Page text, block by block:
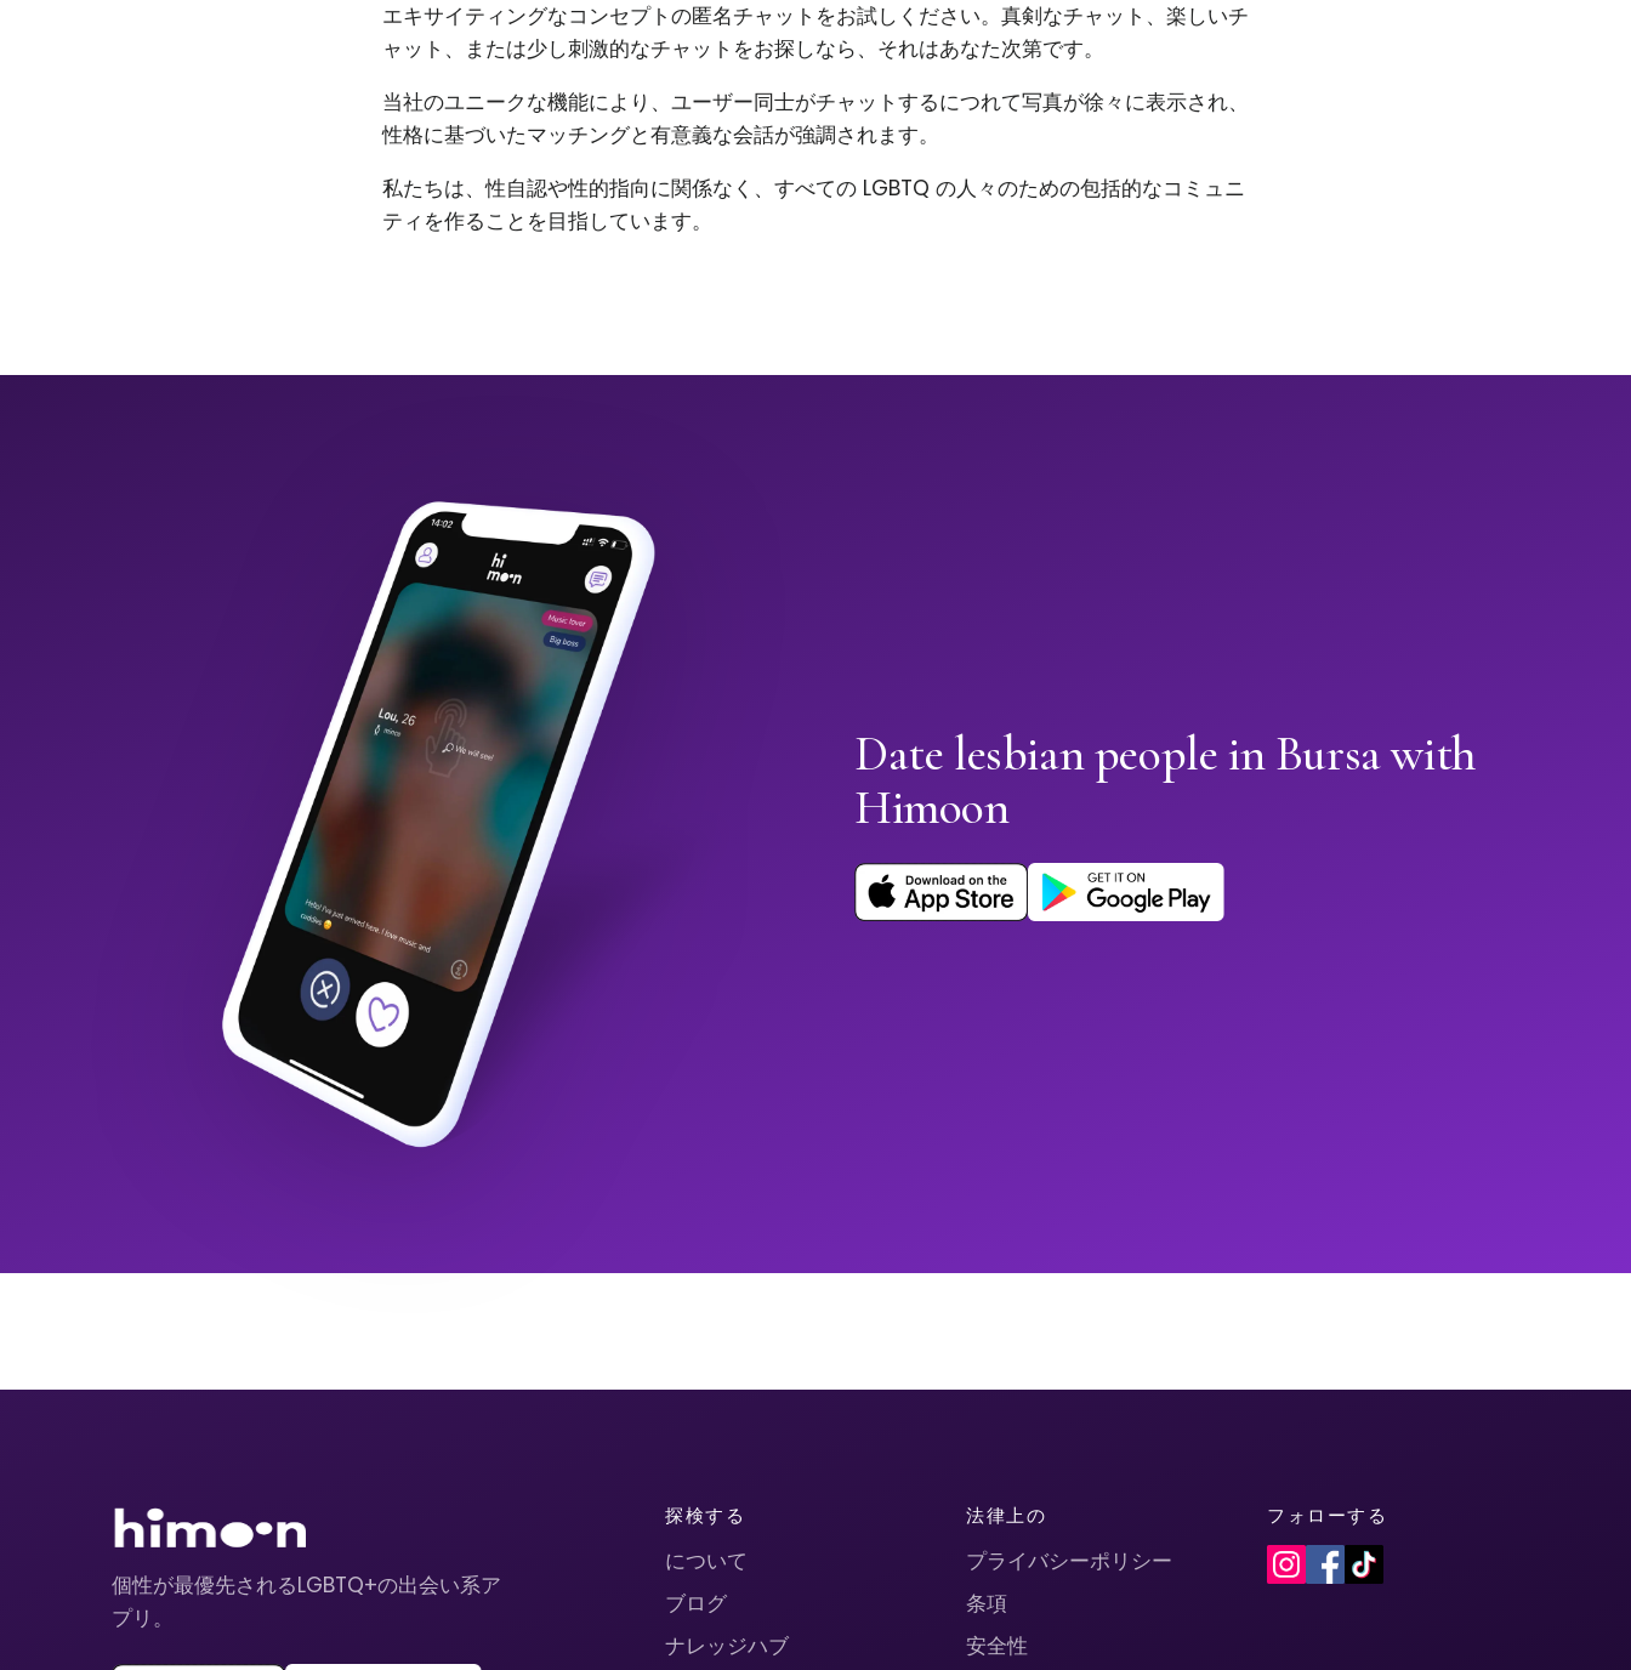
エキサイティングなコンセプトの匿名チャットをお試しください。真剣なチャット、楽しいチ
ャット、または少し刺激的なチャットをお探しなら、それはあなた次第です。
当社のユニークな機能により、ユーザー同士がチャットするにつれて写真が徐々に表示され、
性格に基づいたマッチングと有意義な会話が強調されます。
私たちは、性自認や性的指向に関係なく、すべての LGBTQ の人々のための包括的なコミュニ
ティを作ることを目指しています。
Date lesbian people in Bursa with
Himoon
個性が最優先されるLGBTQ+の出会い系ア
プリ。
探検する
について
ブログ
ナレッジハブ
法律上の
プライバシーポリシー
条項
安全性
フォローする